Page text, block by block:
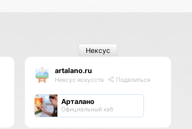
artalano.ru
Нексус искусств Поделиться
Арталано
Официальный хаб
Нексус